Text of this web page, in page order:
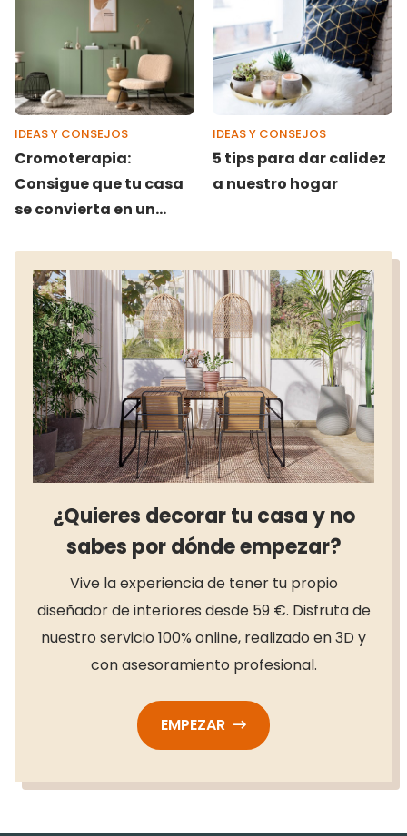
IDEAS Y CONSEJOS
Cromoterapia:
Consigue que tu casa
se convierta en un
IDEAS Y CONSEJOS
5 tips para dar calidez
a nuestro hogar
¿Quieres decorar tu casa y no
sabes por dónde empezar?
Vive la experiencia de tener tu propio
diseñador de interiores desde 59 €. Disfruta de
nuestro servicio 100% online, realizado en 3D y
con asesoramiento profesional.
EMPEZAR